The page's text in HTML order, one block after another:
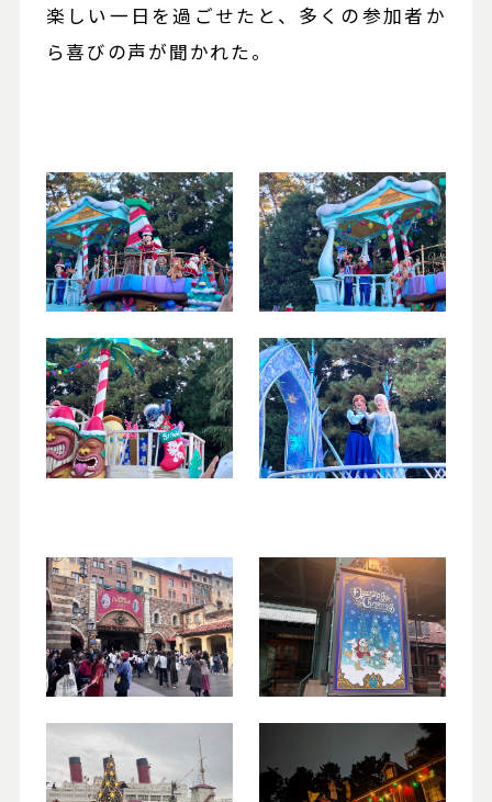
楽しい一日を過ごせたと、多くの参加者か
ら喜びの声が聞かれた。